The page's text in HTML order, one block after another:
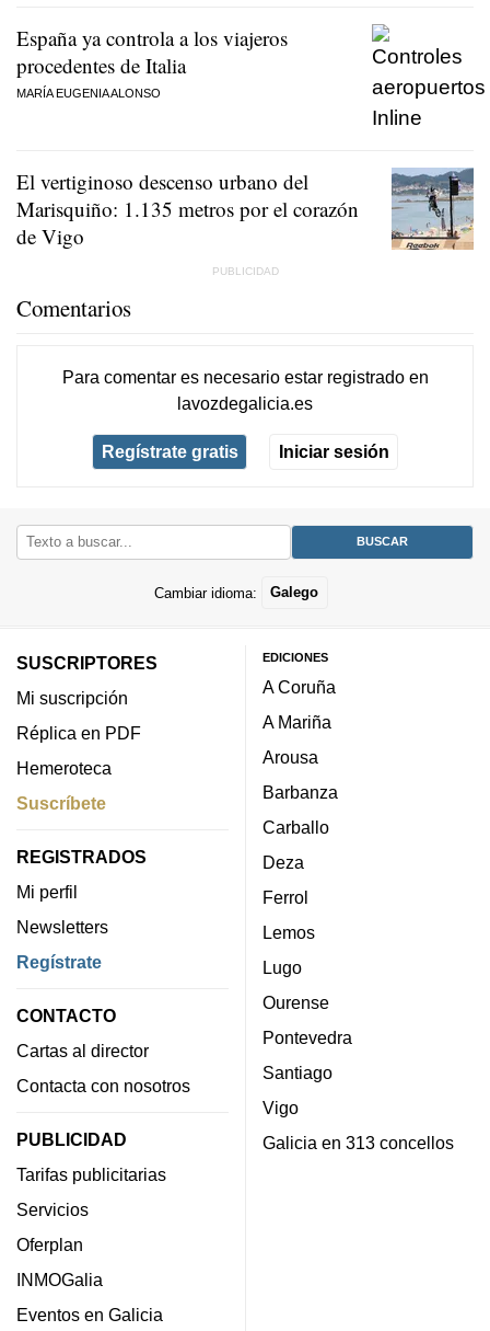
España ya controla a los viajeros
procedentes de Italia
MARÍA EUGENIA ALONSO
El vertiginoso descenso urbano del
Marisquiño: 1.135 metros por el corazón
de Vigo
Comentarios
Para comentar es necesario estar registradoen
lavozdegalicia.es
Regístrate gratis Iniciar sesión
Cambiar idioma: Galego
SUSCRIPTORES
Mi suscripción
Réplica en PDF
Hemeroteca
Suscríbete
REGISTRADOS
Mi perfil
Newsletters
Regístrate
CONTACTO
Cartas al director
Contacta con nosotros
PUBLICIDAD
Tarifas publicitarias
Servicios
Oferplan
INMOGalia
Eventos en Galicia
EDICIONES
A Coruña
A Mariña
Arousa
Barbanza
Carballo
Deza
Ferrol
Lemos
Lugo
Ourense
Pontevedra
Santiago
Vigo
Galicia en 313 concellos